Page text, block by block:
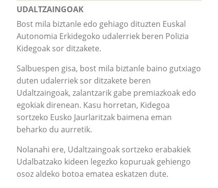
UDALTZAINGOAK
Bost mila biztanle edo gehiago dituzten Euskal
Autonomia Erkidegoko udalerriek beren Polizia
Kidegoak sor ditzakete.
Salbuespen gisa, bost mila biztanle baino gutxiago
duten udalerriek sor ditzakete beren
Udaltzaingoak, zalantzarik gabe premiazkoak edo
egokiak direnean. Kasu horretan, Kidegoa
sortzeko Eusko Jaurlaritzak baimena eman
beharko du aurretik.
Nolanahi ere, Udaltzaingoak sortzeko erabakiek
Udalbatzako kideen legezko kopuruak gehiengo
osoz aldeko botoa ematea eskatzen dute.